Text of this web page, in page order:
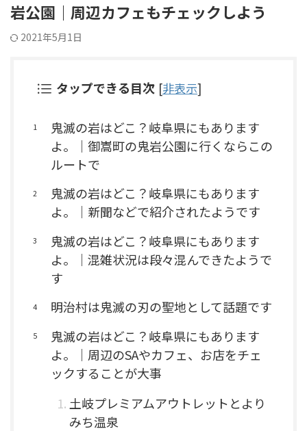
岩公園｜周辺カフェもチェックしよう
2021年5月1日
タップできる目次 [非表示]
鬼滅の岩はどこ？岐阜県にもあります
よ。｜御嵩町の鬼岩公園に行くならこの
ルートで
鬼滅の岩はどこ？岐阜県にもあります
よ。｜新聞などで紹介されたようです
鬼滅の岩はどこ？岐阜県にもあります
よ。｜混雑状況は段々混んできたようで
す
明治村は鬼滅の刃の聖地として話題です
鬼滅の岩はどこ？岐阜県にもあります
よ。｜周辺のSAやカフェ、お店をチェ
ックすることが大事
土岐プレミアムアウトレットとより
みち温泉